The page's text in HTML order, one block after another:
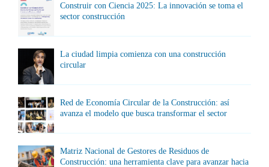
Construir con Ciencia 2025: La innovación se toma el
sector construcción
La ciudad limpia comienza con una construcción
circular
Red de Economía Circular de la Construcción: así
avanza el modelo que busca transformar el sector
Matriz Nacional de Gestores de Residuos de
Construcción: una herramienta clave para avanzar hacia